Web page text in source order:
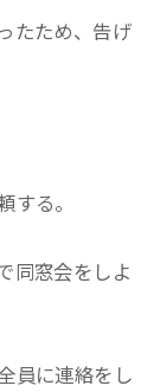
たため、告げ
する。
同窓会をしよ
員に連絡をし